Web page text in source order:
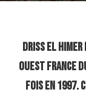
Driss El
Ouest France
fois en 1997.